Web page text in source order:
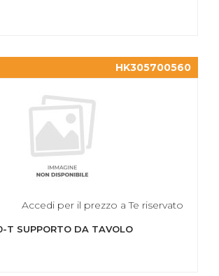
HK305700560
Accedi per il prezzo a Te riservato
T SUPPORTO DA TAVOLO